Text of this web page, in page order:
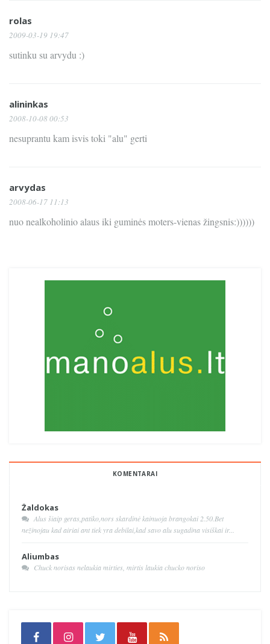
rolas
2009-03-19 19:47
sutinku su arvydu :)
alininkas
2008-10-08 00:53
nesuprantu kam isvis toki "alu" gerti
arvydas
2008-06-17 11:13
nuo nealkoholinio alaus iki guminės moters-vienas žingsnis:))))))
KOMENTARAI
Žaldokas
Alus šiaip geras,patiko,nors skardinė kainuoja brangokai 2.50.Bet
nežinojau kad airiai ant tiek yra debilai,kad savo alu sugadina visiškai ir...
Aliumbas
Chuck norisas nelaukia mirties, mirtis laukia chucko noriso